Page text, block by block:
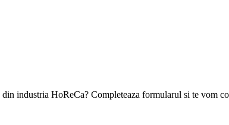
industria HoReCa? Completeaza formularul si te vom